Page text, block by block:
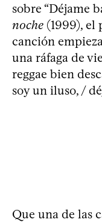
sobre “Déjame
noche (1999), el
canción
una ráfaga de
reggae bien
soy un iluso, /
Que una de las